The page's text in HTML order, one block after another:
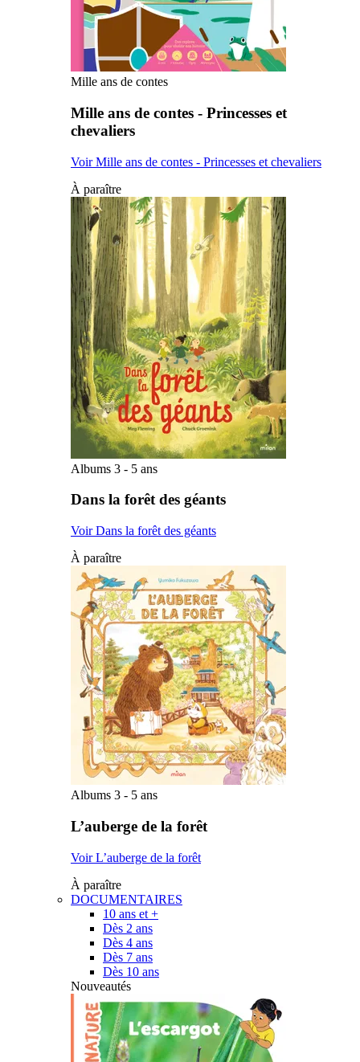
Mille ans de contes
Mille ans de contes - Princesses et
chevaliers
Voir Mille ans de contes - Princesses et chevaliers
À paraître
Albums 3 - 5 ans
Dans la forêt des géants
Voir Dans la forêt des géants
À paraître
Albums 3 - 5 ans
L’auberge de la forêt
Voir L’auberge de la forêt
À paraître
DOCUMENTAIRES
10 ans et +
Dès 2 ans
Dès 4 ans
Dès 7 ans
Dès 10 ans
Nouveautés